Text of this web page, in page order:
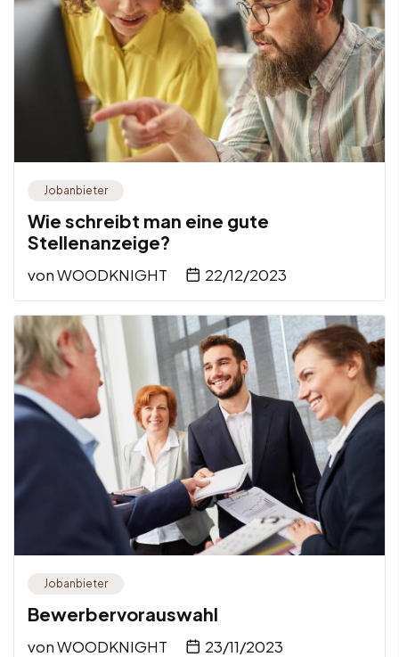
Jobanbieter
Wie schreibt man eine gute
Stellenanzeige?
vonWOODKNIGHT 22/12/2023
Jobanbieter
Bewerbervorauswahl
vonWOODKNIGHT 23/11/2023